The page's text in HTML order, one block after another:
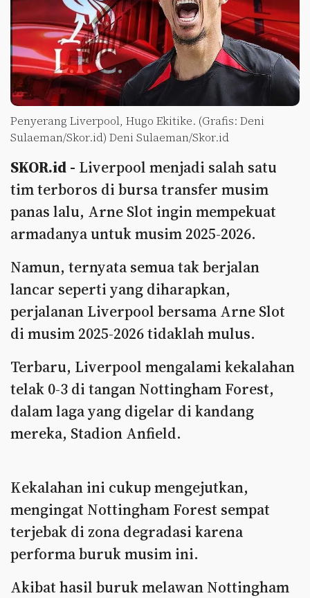
Penyerang Liverpool, Hugo Ekitike. (Grafis: Deni
Sulaeman/Skor.id) Deni Sulaeman/Skor.id
SKOR.id - Liverpool menjadi salah satu
tim terboros di bursa transfer musim
panas lalu, Arne Slot ingin mempekuat
armadanya untuk musim 2025-2026.
Namun, ternyata semua tak berjalan
lancar seperti yang diharapkan,
perjalanan Liverpool bersama Arne Slot
di musim 2025-2026 tidaklah mulus.
Terbaru, Liverpool mengalami kekalahan
telak 0-3 di tangan Nottingham Forest,
dalam laga yang digelar di kandang
mereka, Stadion Anfield.
Kekalahan ini cukup mengejutkan,
mengingat Nottingham Forest sempat
terjebak di zona degradasi karena
performa buruk musim ini.
Akibat hasil buruk melawan Nottingham